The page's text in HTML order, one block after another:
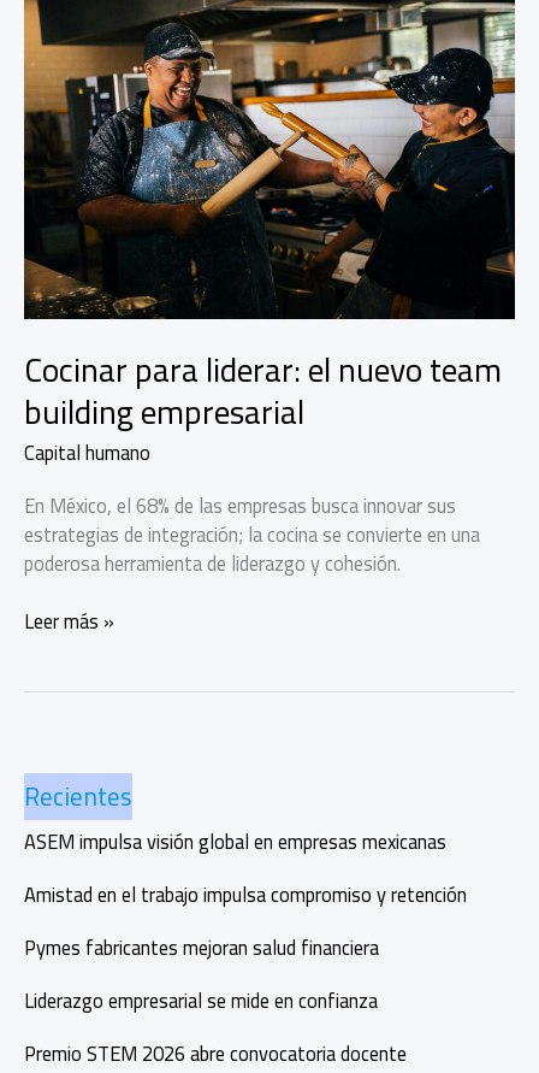
Cocinar para liderar: el nuevo team
building empresarial
Capital humano
En México, el 68% de las empresas busca innovar sus
estrategias de integración; la cocina se convierte en una
poderosa herramienta de liderazgo y cohesión.
Cocinar
team
building
empresarial
Leer más »
Recientes
ASEM impulsa visión global en empresas mexicanas
Amistad en el trabajo impulsa compromiso y retención
Pymes fabricantes mejoran salud financiera
Liderazgo empresarial se mide en confianza
Premio STEM 2026 abre convocatoria docente